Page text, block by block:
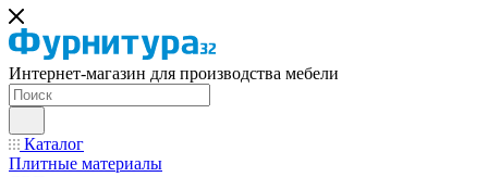
Интернет-магазин для производства мебели
Каталог
Плитные материалы